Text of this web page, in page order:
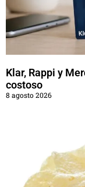
Klar, Rappi y
costoso
8 agosto 2026